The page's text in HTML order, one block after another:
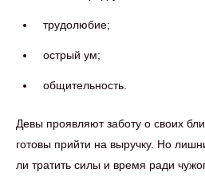
трудолюбие;
острый ум;
общительность.
Девы проявляют заботу о своих
готовы прийти на выручку. Но
ли тратить силы и время ради